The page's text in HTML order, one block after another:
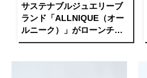
サステナブルジュエリーブ
ランド「ALLNIQUE（オー
ルニーク）」がローンチ。
古澤朋子、小林モー子、福